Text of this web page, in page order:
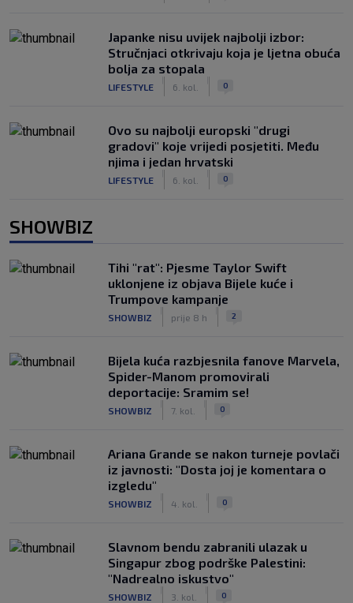
Japanke nisu uvijek najbolji izbor:
Stručnjaci otkrivaju koja je ljetna obuća
bolja za stopala
LIFESTYLE 6. kol. 0
Ovo su najbolji europski "drugi
gradovi" koje vrijedi posjetiti. Među
njima i jedan hrvatski
LIFESTYLE 6. kol. 0
SHOWBIZ
Tihi "rat": Pjesme Taylor Swift
uklonjene iz objava Bijele kuće i
Trumpove kampanje
SHOWBIZ prije 8 h 2
Bijela kuća razbjesnila fanove Marvela,
Spider-Manom promovirali
deportacije: Sramim se!
SHOWBIZ 7. kol. 0
Ariana Grande se nakon turneje povlači
iz javnosti: "Dosta joj je komentara o
izgledu"
SHOWBIZ 4. kol. 0
Slavnom bendu zabranili ulazak u
Singapur zbog podrške Palestini:
"Nadrealno iskustvo"
SHOWBIZ 3. kol. 0